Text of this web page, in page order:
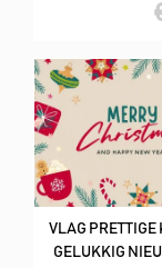
VLAG PRETTIGE
GELUKKIG